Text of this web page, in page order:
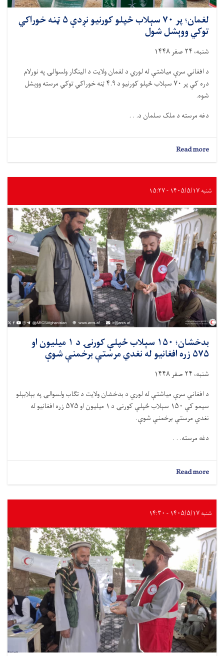
لغمان؛ پر ۷۰ سېلاب‌ ځپلو کورنیو نږدې ۵ ټنه خوراکي
توکي ووېشل شول
شنبه، ۲۴ صفر ۱۴۴۸
د افغاني سرې میاشتې له لوري د لغمان ولایت د الینګار ولسوالۍ په نورلام
دره کې پر ۷۰ سېلاب‌ ځپلو کورنیو د ۴.۹ ټنه خوراکي توکي مرسته ووېشل
شوه.
دغه مرسته د ملک سلمان د. . .
Read more
لغمان؛
۷۰
سېلاب‌
کورنیو
نږدې
ټنه
خوراکي
توکي
ووېشل
شول
شنبه ۱۴۰۵/۵/۱۷ - ۱۵:۲۷
بدخشان؛ ۱۵۰ سېلاب‌ ځپلې کورنۍ د ۱ میلیون او
۵۷۵ زره افغانیو له نغدي مرستې برخمنې شوې
شنبه، ۲۴ صفر ۱۴۴۸
د افغاني سرې میاشتې له لوري د بدخشان ولایت د تګاب ولسوالۍ په بېلابېلو
سیمو کې ۱۵۰ سېلاب‌ ځپلې کورنۍ د ۱ میلیون او ۵۷۵ زره افغانیو له
نغدي مرستې برخمنې شوې.
دغه مرسته. . .
Read more
بدخشان؛
سېلاب‌
ځپلې
د
۱
میلیون
۵۷۵
زره
افغانیو
له
نغدي
مرستې
برخمنې
شوې
شنبه ۱۴۰۵/۵/۱۷ - ۱۴:۳۰